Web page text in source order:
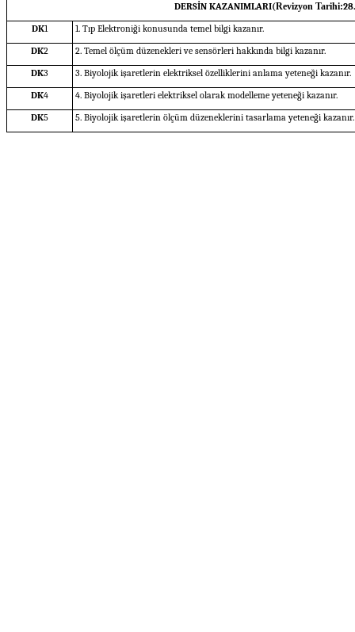
DERSİN KAZANIMLARI(Revizyon Tarihi:
DK1
1. Tıp Elektroniği konusunda temel bilgi kazanır.
DK2
2. Temel ölçüm düzenekleri ve sensörleri hakkında bilgi kazanır.
DK3
3. Biyolojik işaretlerin elektriksel özelliklerini anlama yeteneği kazanır.
DK4
4. Biyolojik işaretleri elektriksel olarak modelleme yeteneği kazanır.
DK5 5. Biyolojik işaretlerin ölçüm düzeneklerini tasarlama yeteneği kazanır.